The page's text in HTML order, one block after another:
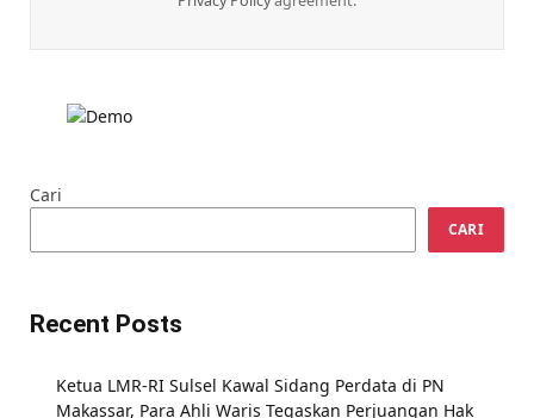
Cari
CARI
Recent Posts
Ketua LMR-RI Sulsel Kawal Sidang Perdata di PN
Makassar, Para Ahli Waris Tegaskan Perjuangan Hak